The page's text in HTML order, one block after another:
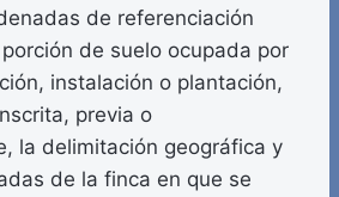
de referenciación
de suelo ocupada por
instalación o plantación,
previa o
la delimitación geográfica y
de la finca en que se